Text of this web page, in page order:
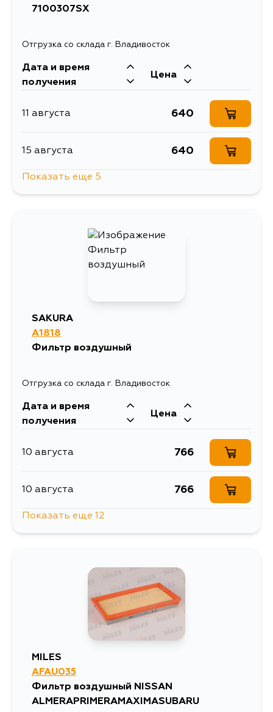
7100307SX
Отгрузка со склада г. Владивосток
Дата и время
получения
Цена
11 августа 640
15 августа 640
640
4 сентября
Показать еще 5
SAKURA
A1818
Фильтр воздушный
Отгрузка со склада г. Владивосток
Дата и время
получения
Цена
10 августа 766
10 августа 766
766
766
12 августа
Показать еще 12
MILES
AFAU035
Фильтр воздушный NISSAN
ALMERAPRIMERAMAXIMASUBARU